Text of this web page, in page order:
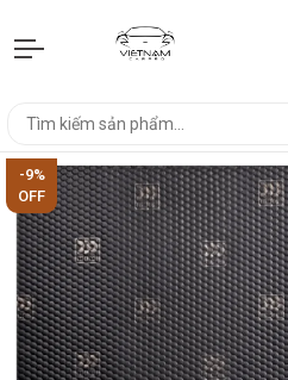
-9%
OFF